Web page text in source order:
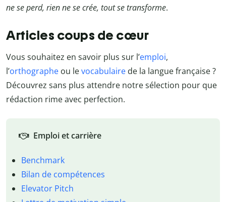
ne se perd, rien ne se crée, tout se transforme.
Articles coups de cœur
Vous souhaitez en savoir plus sur l’emploi,
l’orthographe ou levocabulaire de la langue française ?
Découvrez sans plus attendre notre sélection pour que
rédaction rime avec perfection.
Emploi et carrière
Benchmark
Bilan de compétences
Elevator Pitch